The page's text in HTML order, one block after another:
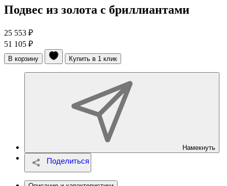
Подвес из золота с бриллиантами
25 553 ₽
51 105 ₽
В корзину Купить в 1 клик
Намекнуть